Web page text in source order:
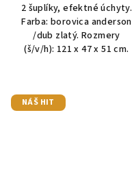
2 šuplíky, efektné úchyty.
Farba: borovica anderson
/dub zlatý. Rozmery
(š/v/h): 121 x 47 x 51 cm.
NÁŠ HIT